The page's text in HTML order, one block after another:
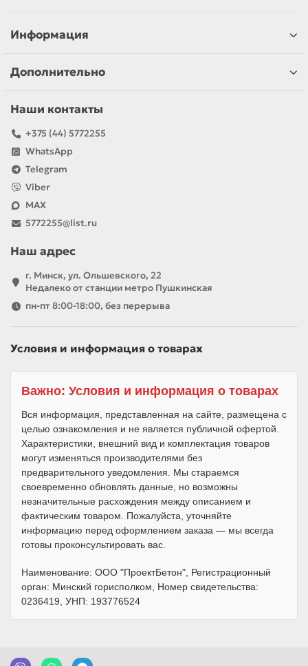
Информация
Дополнительно
Наши контакты
+375 (44) 5772255
WhatsApp
Telegram
Viber
MAX
5772255@list.ru
Наш адрес
г. Минск, ул. Ольшевского, 22
Недалеко от станции метро Пушкинская
пн-пт 8:00-18:00, без перерыва
Условия и информация о товарах
Важно: Условия и информация о товарах
Вся информация, представленная на сайте, размещена с
целью ознакомления и не является публичной офертой.
Характеристики, внешний вид и комплектация товаров
могут изменяться производителями без
предварительного уведомления. Мы стараемся
своевременно обновлять данные, но возможны
незначительные расхождения между описанием и
фактическим товаром. Пожалуйста, уточняйте
информацию перед оформлением заказа — мы всегда
готовы проконсультировать вас.
Наименование: ООО "ПроектБетон", Регистрационный
орган: Минский горисполком, Номер свидетельства:
0236419, УНП: 193776524